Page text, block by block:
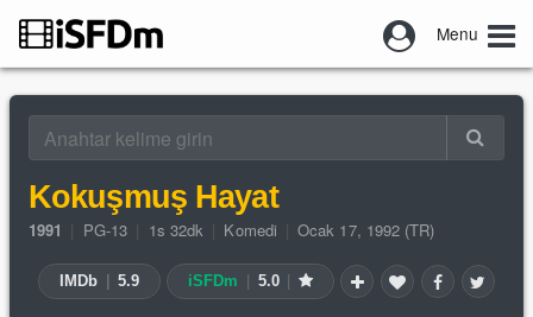
Menu
Kokuşmuş Hayat
1991 PG-13 1s 32dk Komedi Ocak 17, 1992 (TR)
IMDb 5.9 iSFDm 5.0